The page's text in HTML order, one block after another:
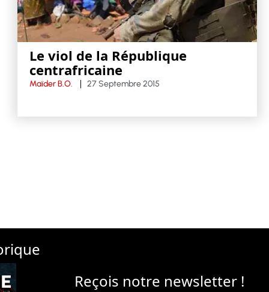
Le viol de la République
centrafricaine
Maïder B.O. 27 Septembre 2015
Reçois notre newsletter !